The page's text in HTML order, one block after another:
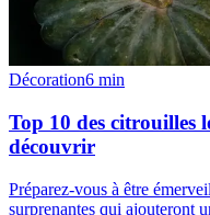
Décoration6 min
Top 10 des citrouilles
découvrir
Préparez-vous à être
surprenantes qui ajouteront